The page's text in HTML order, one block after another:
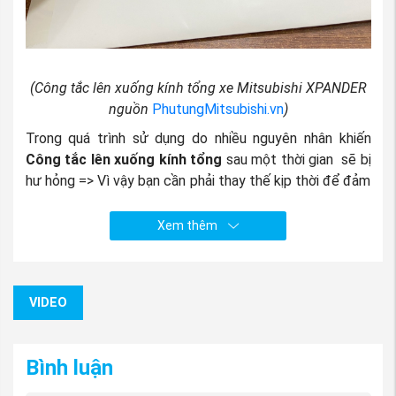
(Công tắc lên xuống kính tổng xe Mitsubishi XPANDER
nguồn PhutungMitsubishi.vn)
Trong quá trình sử dụng do nhiều nguyên nhân khiến
Công tắc lên xuống kính tổng sau một thời gian sẽ bị
hư hỏng => Vì vậy bạn cần phải thay thế kịp thời để đảm
Mua Công tắc lên xuống kính tổng xe Mitsubishi
xe Mitsubishi XPANDER có đắt không?
xe Mitsubishi XPANDER ở đâu?, sợ mua phải hàng nhái,
hàng kém chất lượng, hay sản phẩm mà bạn nhận được
Xem thêm
VIDEO
Bình luận